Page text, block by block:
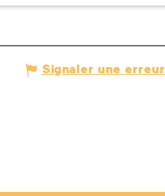
Signaler une erreur